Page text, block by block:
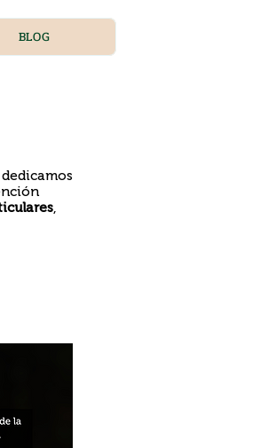
BLOG
,